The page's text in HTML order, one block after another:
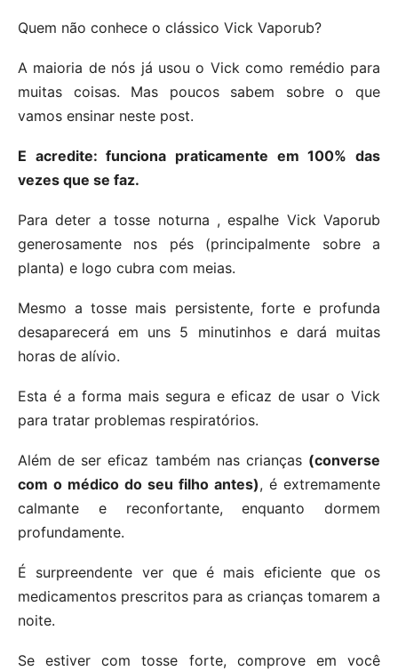
Quem não conhece o clássico Vick Vaporub?
A maioria de nós já usou o Vick como remédio para
muitas coisas. Mas poucos sabem sobre o que
vamos ensinar neste post.
E acredite: funciona praticamente em 100% das
vezes que se faz.
Para deter a tosse noturna , espalhe Vick Vaporub
generosamente nos pés (principalmente sobre a
planta) e logo cubra com meias.
Mesmo a tosse mais persistente, forte e profunda
desaparecerá em uns 5 minutinhos e dará muitas
horas de alívio.
Esta é a forma mais segura e eficaz de usar o Vick
para tratar problemas respiratórios.
Além de ser eficaz também nas crianças (converse
com o médico do seu filho antes), é extremamente
calmante e reconfortante, enquanto dormem
profundamente.
É surpreendente ver que é mais eficiente que os
medicamentos prescritos para as crianças tomarem a
noite.
Se estiver com tosse forte, comprove em você